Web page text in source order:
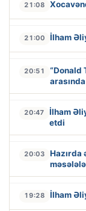
21:08
21:00 İlham
20:51
“Donald
20:47
İlham
etdi
20:03
Hazırda
19:28 İlham